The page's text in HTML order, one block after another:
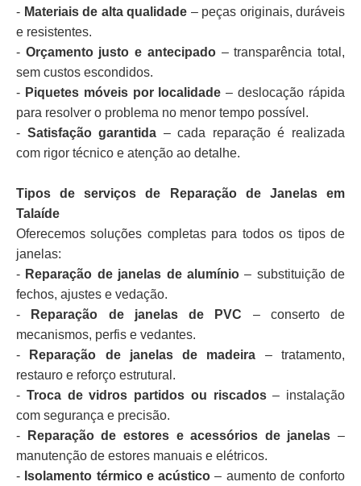
- Materiais de alta qualidade – peças originais, duráveis
e resistentes.
- Orçamento justo e antecipado– transparência total,
sem custos escondidos.
- Piquetes móveis por localidade – deslocação rápida
para resolver o problema no menor tempo possível.
- Satisfação garantida – cada reparação é realizada
com rigor técnico e atenção ao detalhe.
Tipos de serviços de Reparação de Janelas em
Talaíde
Oferecemos soluções completas para todos os tipos de
janelas:
- Reparação de janelas de alumínio– substituição de
fechos, ajustes e vedação.
-
Reparação de janelas de PVC – conserto de
mecanismos, perfis e vedantes.
-
Reparação de janelas de madeira – tratamento,
restauro e reforço estrutural.
- Troca de vidros partidos ou riscados– instalação
com segurança e precisão.
-
Reparação de estores e acessórios de janelas –
manutenção de estores manuais e elétricos.
- Isolamento térmico e acústico – aumento de conforto